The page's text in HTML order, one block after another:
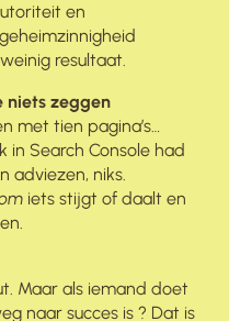
en
resultaat.
niets zeggen
met tien pagina’s…
in Search Console had
adviezen, niks.
iets stijgt of daalt en
Maar als iemand doet
naar succes is ? Dat is